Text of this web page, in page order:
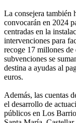
La consejera también
convocarán en 2024
centradas en la
intervenciones para
recoge 17 millones de
subvenciones se
destina a ayudas al
euros.
Además, las cuentas
el desarrollo de
públicos en Los